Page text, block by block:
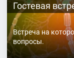
Гостевая
Встреча на
вопросы.